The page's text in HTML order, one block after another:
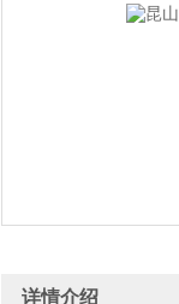
详情介绍